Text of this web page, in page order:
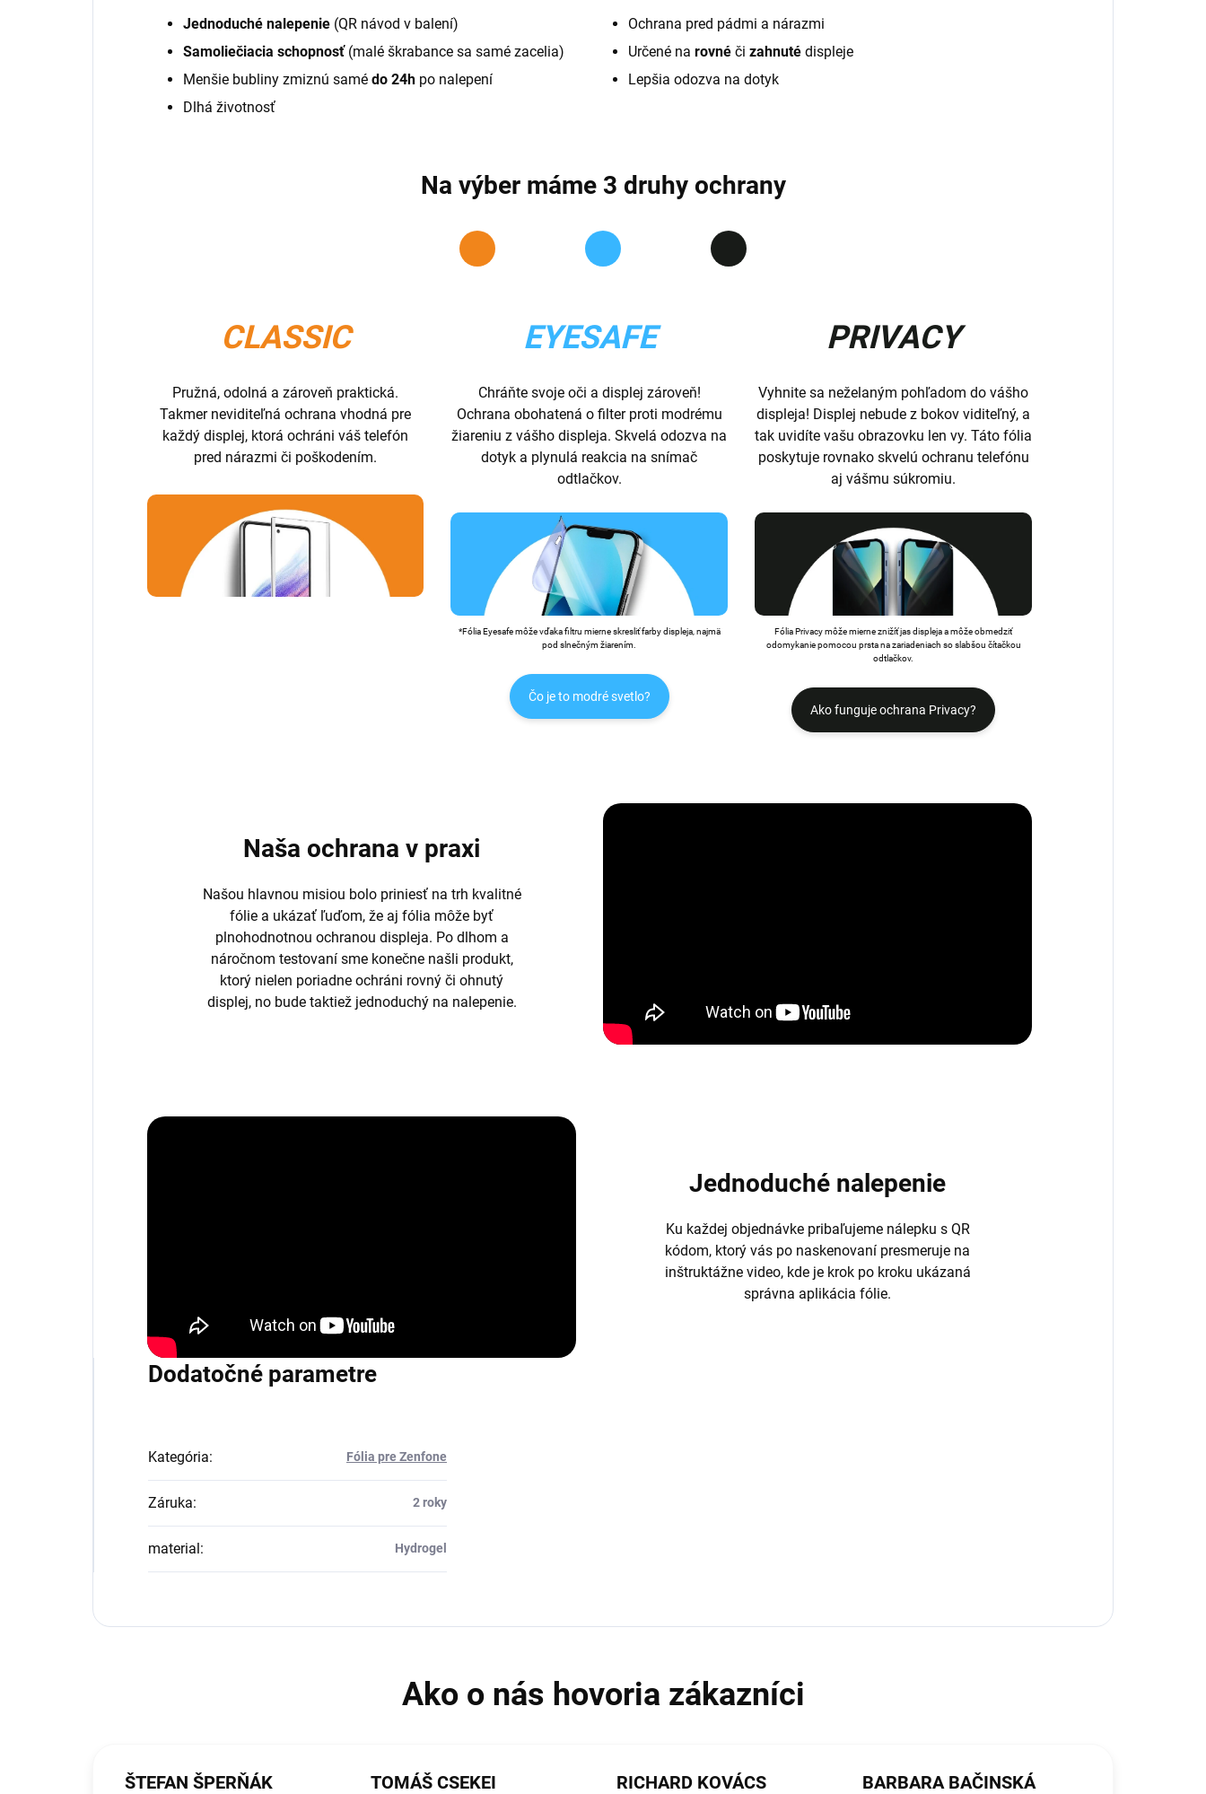
Jednoduché nalepenie (QR návod v balení)
Samoliečiacia schopnosť(malé škrabance sa samé zacelia)
Menšie bubliny zmiznú samé do 24h po nalepení
Dlhá životnosť
Ochrana pred pádmi a nárazmi
Určené na rovné či zahnuté displeje
Lepšia odozva na dotyk
Na výber máme 3 druhy ochrany
CLASSIC
Pružná, odolná a zároveň praktická.
Takmer neviditeľná ochrana vhodná pre
každý displej, ktorá ochráni váš telefón
pred nárazmi či poškodením.
EYESAFE
Chráňte svoje oči a displej zároveň!
Ochrana obohatená o filter proti modrému
žiareniu z vášho displeja. Skvelá odozva na
dotyk a plynulá reakcia na snímač
odtlačkov.
*Fólia Eyesafe môže vďaka filtru mierne skresliť farby displeja, najmä
pod slnečným žiarením.
Čo je to modré svetlo?
PRIVACY
Vyhnite sa neželaným pohľadom do vášho
displeja! Displej nebude z bokov viditeľný, a
tak uvidíte vašu obrazovku len vy. Táto fólia
poskytuje rovnako skvelú ochranu telefónu
aj vášmu súkromiu.
Fólia Privacy môže mierne znižíť jas displeja a môže obmedziť
odomykanie pomocou prsta na zariadeniach so slabšou čítačkou
odtlačkov.
Ako funguje ochrana Privacy?
Naša ochrana v praxi
Našou hlavnou misiou bolo priniesť na trh kvalitné
fólie a ukázať ľuďom, že aj fólia môže byť
plnohodnotnou ochranou displeja. Po dlhom a
náročnom testovaní sme konečne našli produkt,
ktorý nielen poriadne ochráni rovný či ohnutý
displej, no bude taktiež jednoduchý na nalepenie.
Jednoduché nalepenie
Ku každej objednávke pribaľujeme nálepku s QR
kódom, ktorý vás po naskenovaní presmeruje na
inštruktážne video, kde je krok po kroku ukázaná
správna aplikácia fólie.
Dodatočné parametre
Kategória: Fólia pre Zenfone
Záruka: 2 roky
material : Hydrogel
ŠTEFAN ŠPERŇÁK TOMÁŠ CSEKEI RICHARD KOVÁCS BARBARA BAČINSKÁ